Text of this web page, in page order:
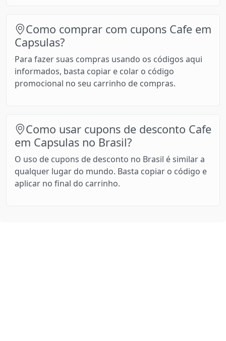
Como comprar com cupons Cafe em
Capsulas?
Para fazer suas compras usando os códigos aqui
informados, basta copiar e colar o código
promocional no seu carrinho de compras.
Como usar cupons de desconto Cafe
em Capsulas no Brasil?
O uso de cupons de desconto no Brasil é similar a
qualquer lugar do mundo. Basta copiar o código e
aplicar no final do carrinho.